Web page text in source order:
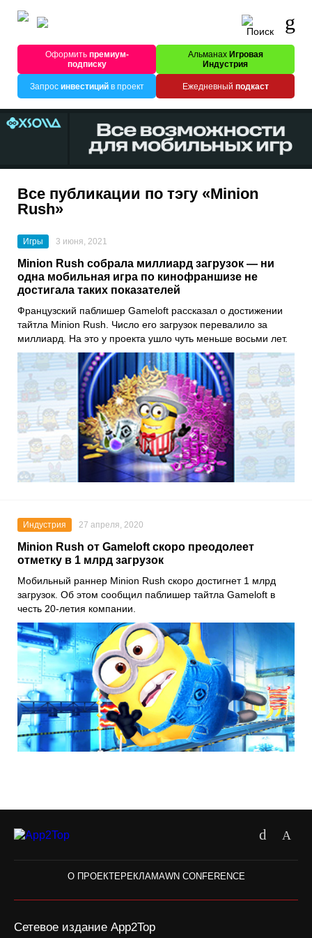
Оформитьпремиум-
подписку
Альманах Игровая
Индустрия
Запрос инвестицийв проект Ежедневный подкаст
Все публикации по тэгу «Minion
Rush»
Игры 3 июня, 2021
Minion Rush собрала миллиард загрузок — ни
одна мобильная игра по кинофраншизе не
достигала таких показателей
Французский паблишер Gameloft рассказал о достижении
тайтла Minion Rush . Число его загрузок перевалило за
миллиард. На это у проекта ушло чуть меньше восьми лет.
Индустрия 27 апреля, 2020
Minion Rush от Gameloft скоро преодолеет
отметку в 1 млрд загрузок
Мобильный раннер Minion Rush скоро достигнет 1 млрд
загрузок. Об этом сообщил паблишер тайтла Gameloft в
честь 20-летия компании.
О ПРОЕКТЕРЕКЛАМАWN CONFERENCE
Сетевое издание App2Top